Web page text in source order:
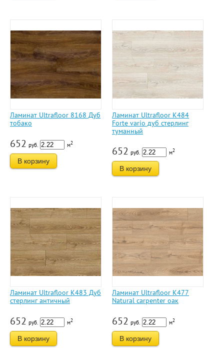
Ламинат Ultrafloor 8168 Дуб
тобако
652 руб. м2
В корзину
Ламинат Ultrafloor K484
Forte vario дуб стерлинг
туманный
652 руб. м2
В корзину
Ламинат Ultrafloor K483 Дуб
стерлинг античный
652 руб. м2
В корзину
Ламинат Ultrafloor К477
Natural carpenter oaк
652 руб. м2
В корзину